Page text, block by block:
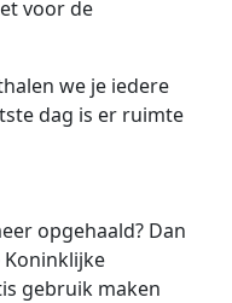
voor de
we je iedere
dag is er ruimte
opgehaald? Dan
gebruik maken